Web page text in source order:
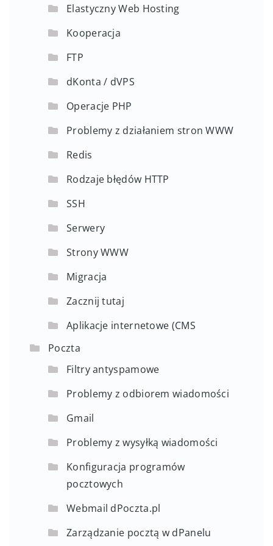
Elastyczny Web Hosting
Kooperacja
FTP
dKonta / dVPS
Operacje PHP
Problemy z działaniem stron WWW
Redis
Rodzaje błędów HTTP
SSH
Serwery
Strony WWW
Migracja
Zacznij tutaj
Aplikacje internetowe (CMS
Poczta
Filtry antyspamowe
Problemy z odbiorem wiadomości
Gmail
Problemy z wysyłką wiadomości
Konfiguracja programów
pocztowych
Webmail dPoczta.pl
Zarządzanie pocztą w dPanelu